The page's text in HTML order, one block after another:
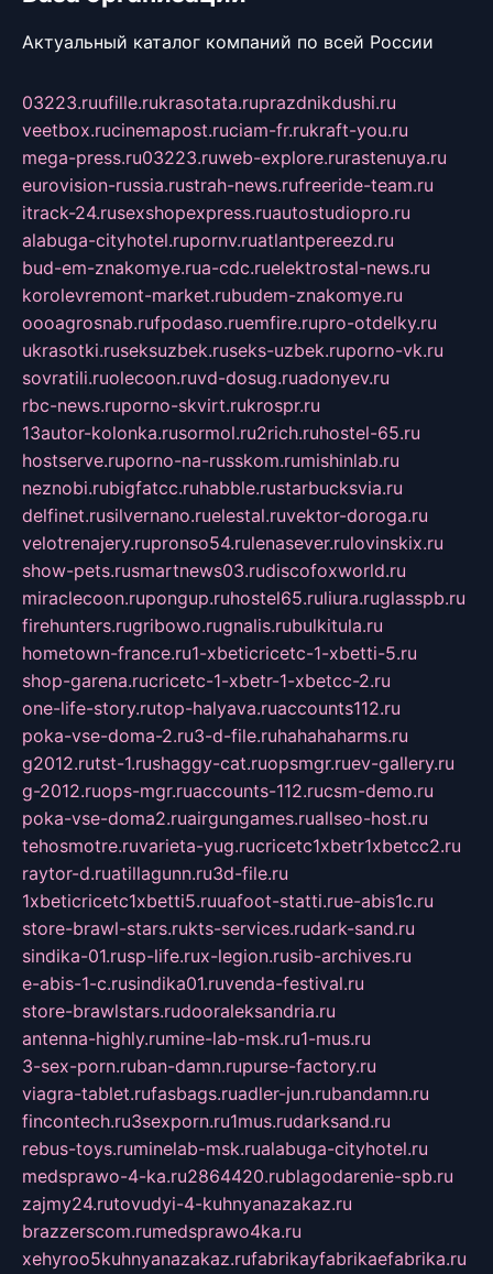
Актуальный каталог компаний по всей России
03223.ruufille.rukrasotata.ruprazdnikdushi.ru
veetbox.rucinemapost.ruciam-fr.rukraft-you.ru
mega-press.ru03223.ruweb-explore.rurastenuya.ru
eurovision-russia.rustrah-news.rufreeride-team.ru
itrack-24.rusexshopexpress.ruautostudiopro.ru
alabuga-cityhotel.rupornv.ruatlantpereezd.ru
bud-em-znakomye.rua-cdc.ruelektrostal-news.ru
korolevremont-market.rubudem-znakomye.ru
oooagrosnab.rufpodaso.ruemfire.rupro-otdelky.ru
ukrasotki.ruseksuzbek.ruseks-uzbek.ruporno-vk.ru
sovratili.ruolecoon.ruvd-dosug.ruadonyev.ru
rbc-news.ruporno-skvirt.rukrospr.ru
13autor-kolonka.rusormol.ru2rich.ruhostel-65.ru
hostserve.ruporno-na-russkom.rumishinlab.ru
neznobi.rubigfatcc.ruhabble.rustarbucksvia.ru
delfinet.rusilvernano.ruelestal.ruvektor-doroga.ru
velotrenajery.rupronso54.rulenasever.rulovinskix.ru
show-pets.rusmartnews03.rudiscofoxworld.ru
miraclecoon.rupongup.ruhostel65.ruliura.ruglasspb.ru
firehunters.rugribowo.rugnalis.rubulkitula.ru
hometown-france.ru1-xbeticricetc-1-xbetti-5.ru
shop-garena.rucricetc-1-xbetr-1-xbetcc-2.ru
one-life-story.rutop-halyava.ruaccounts112.ru
poka-vse-doma-2.ru3-d-file.ruhahahaharms.ru
g2012.rutst-1.rushaggy-cat.ruopsmgr.ruev-gallery.ru
g-2012.ruops-mgr.ruaccounts-112.rucsm-demo.ru
poka-vse-doma2.ruairgungames.ruallseo-host.ru
tehosmotre.ruvarieta-yug.rucricetc1xbetr1xbetcc2.ru
raytor-d.ruatillagunn.ru3d-file.ru
1xbeticricetc1xbetti5.ruuafoot-statti.rue-abis1c.ru
store-brawl-stars.rukts-services.rudark-sand.ru
sindika-01.rusp-life.rux-legion.rusib-archives.ru
e-abis-1-c.rusindika01.ruvenda-festival.ru
store-brawlstars.rudooraleksandria.ru
antenna-highly.rumine-lab-msk.ru1-mus.ru
3-sex-porn.ruban-damn.rupurse-factory.ru
viagra-tablet.rufasbags.ruadler-jun.rubandamn.ru
fincontech.ru3sexporn.ru1mus.rudarksand.ru
rebus-toys.ruminelab-msk.rualabuga-cityhotel.ru
medsprawo-4-ka.ru2864420.rublagodarenie-spb.ru
zajmy24.rutovudyi-4-kuhnyanazakaz.ru
brazzerscom.rumedsprawo4ka.ru
xehyroo5kuhnyanazakaz.rufabrikayfabrikaefabrika.ru